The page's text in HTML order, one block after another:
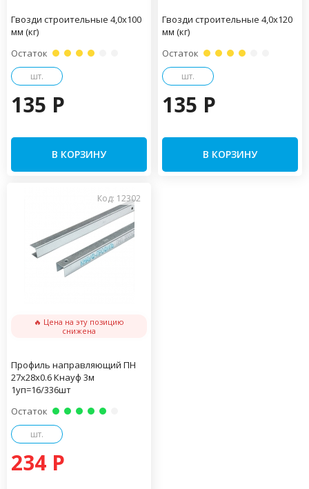
Гвозди строительные 4,0х100
мм (кг)
Остаток
шт.
135 P
В КОРЗИНУ
Гвозди строительные 4,0х120
мм (кг)
Остаток
шт.
135 P
В КОРЗИНУ
Код: 12302
🔥 Цена на эту позицию
снижена
Профиль направляющий ПН
27х28х0.6 Кнауф 3м
1уп=16/336шт
Остаток
шт.
234 P